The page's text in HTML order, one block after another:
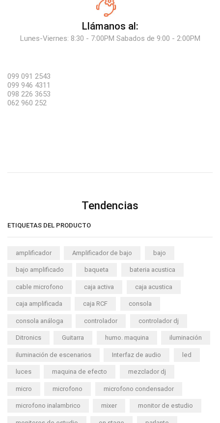
Llámanos al:
Lunes-Viernes: 8:30 - 7:00PM Sabados de 9:00 - 2:00PM
099 091 2543
099 946 4311
098 226 3653
062 960 252
Tendencias
ETIQUETAS DEL PRODUCTO
amplificador Amplificador de bajo bajo
bajo amplificado baqueta bateria acustica
cable microfono caja activa caja acustica
caja amplificada caja RCF consola
consola análoga controlador controlador dj
Ditronics Guitarra humo. maquina iluminación
iluminación de escenarios Interfaz de audio led
luces maquina de efecto mezclador dj
micro microfono microfono condensador
microfono inalambrico mixer monitor de estudio